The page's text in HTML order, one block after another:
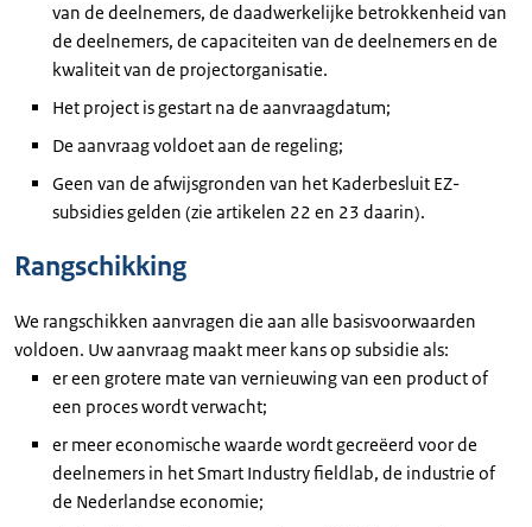
van de deelnemers, de daadwerkelijke betrokkenheid van
de deelnemers, de capaciteiten van de deelnemers en de
kwaliteit van de projectorganisatie.
Het project is gestart na de aanvraagdatum;
De aanvraag voldoet aan de regeling;
Geen van de afwijsgronden van het Kaderbesluit EZ-
subsidies gelden (zie artikelen 22 en 23 daarin).
Rangschikking
We rangschikken aanvragen die aan alle basisvoorwaarden
voldoen. Uw aanvraag maakt meer kans op subsidie als:
er een grotere mate van vernieuwing van een product of
een proces wordt verwacht;
er meer economische waarde wordt gecreëerd voor de
deelnemers in het Smart Industry fieldlab, de industrie of
de Nederlandse economie;